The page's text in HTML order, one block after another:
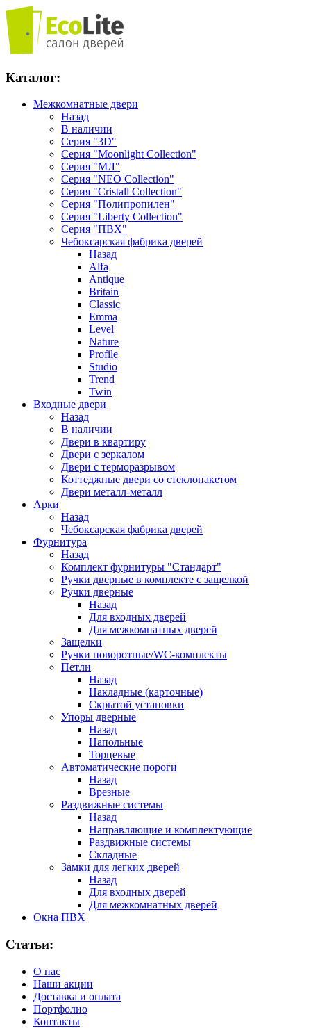
Каталог:
Межкомнатные двери
Назад
В наличии
Серия "3D"
Серия "Moonlight Collection"
Серия "МЛ"
Серия "NEO Collection"
Серия "Cristall Collection"
Серия "Полипропилен"
Серия "Liberty Collection"
Серия "ПВХ"
Чебоксарская фабрика дверей
Назад
Alfa
Antique
Britain
Classic
Emma
Level
Nature
Profile
Studio
Trend
Twin
Входные двери
Назад
В наличии
Двери в квартиру
Двери с зеркалом
Двери с терморазрывом
Коттеджные двери со стеклопакетом
Двери металл-металл
Арки
Назад
Чебоксарская фабрика дверей
Фурнитура
Назад
Комплект фурнитуры "Стандарт"
Ручки дверные в комплекте с защелкой
Ручки дверные
Назад
Для входных дверей
Для межкомнатных дверей
Защелки
Ручки поворотные/WC-комплекты
Петли
Назад
Накладные (карточные)
Скрытой установки
Упоры дверные
Назад
Напольные
Торцевые
Автоматические пороги
Назад
Врезные
Раздвижные системы
Назад
Направляющие и комплектующие
Раздвижные системы
Складные
Замки для легких дверей
Назад
Для входных дверей
Для межкомнатных дверей
Окна ПВХ
Статьи:
О нас
Наши акции
Доставка и оплата
Портфолио
Контакты